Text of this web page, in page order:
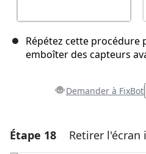
Répétez cette procédure
emboîter des capteurs
Demander à FixBot
Ajouter un
Étape 18 Retirer l'écran